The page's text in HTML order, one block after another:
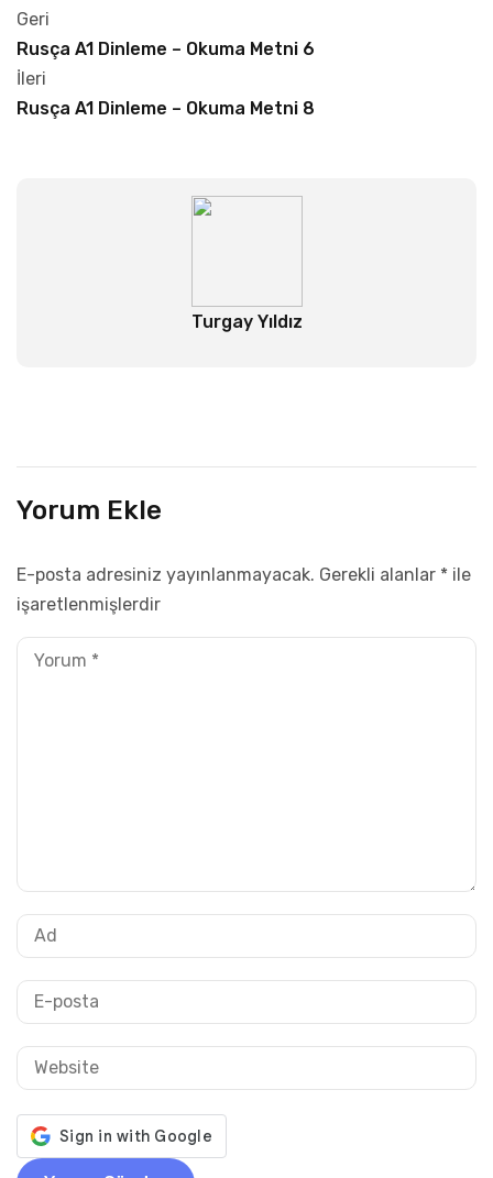
Geri
Rusça A1 Dinleme – Okuma Metni 6
İleri
Rusça A1 Dinleme – Okuma Metni 8
Turgay Yıldız
Yorum Ekle
E-posta adresiniz yayınlanmayacak. Gerekli alanlar * ile
işaretlenmişlerdir